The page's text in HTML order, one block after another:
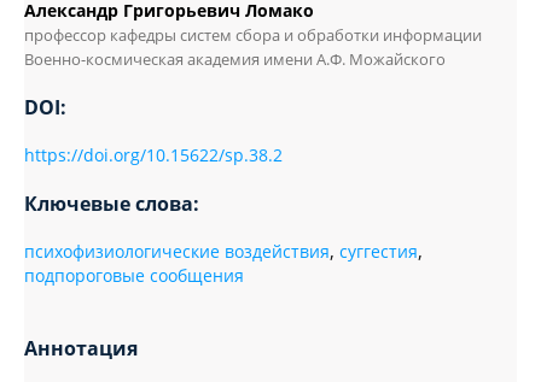
Александр Григорьевич Ломако
профессор кафедры систем сбора и обработки информации
Военно-космическая академия имени А.Ф. Можайского
DOI:
https://doi.org/10.15622/sp.38.2
Ключевые слова:
психофизиологические воздействия, суггестия,
подпороговые сообщения
Аннотация